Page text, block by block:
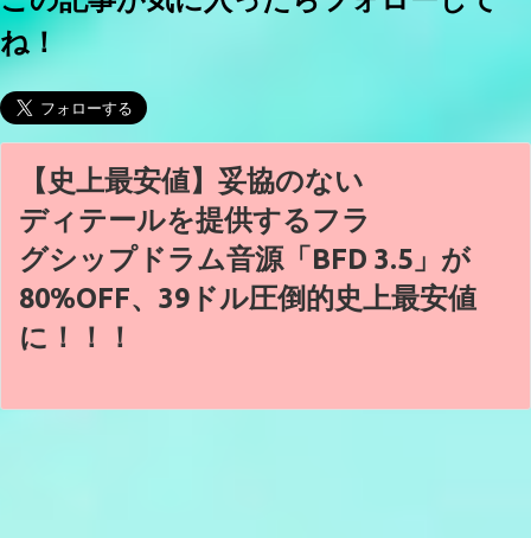
ね！
【史上最安値】妥協のない
ディテールを提供するフラ
グシップドラム音源「BFD 3.5」が
80%OFF、39ドル圧倒的史上最安値
に！！！